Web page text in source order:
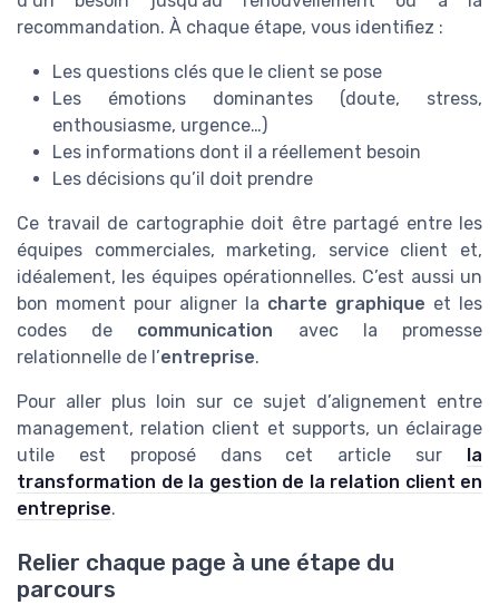
recommandation. À chaque étape, vous identifiez :
Les questions clés que le client se pose
Les émotions dominantes (doute, stress,
enthousiasme, urgence…)
Les informations dont il a réellement besoin
Les décisions qu’il doit prendre
Ce travail de cartographie doit être partagé entre les
équipes commerciales, marketing, service client et,
idéalement, les équipes opérationnelles. C’est aussi un
bon moment pour aligner la charte graphique et les
codes de communication avec la promesse
relationnelle de l’entreprise.
Pour aller plus loin sur ce sujet d’alignement entre
management, relation client et supports, un éclairage
utile est proposé dans cet article sur la
transformation de la gestion de la relation client en
entreprise.
Relier chaque page à une étape du
parcours